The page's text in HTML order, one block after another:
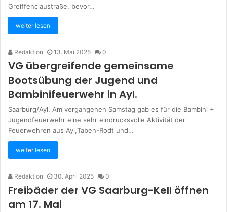
Greiffenclaustraße, bevor…
weiter lesen
Redaktion 13. Mai 2025 0
VG übergreifende gemeinsame
Bootsübung der Jugend und
Bambinifeuerwehr in Ayl.
Saarburg/Ayl. Am vergangenen Samstag gab es für die Bambini +
Jugendfeuerwehr eine sehr eindrucksvolle Aktivität der
Feuerwehren aus Ayl,Taben-Rodt und…
weiter lesen
Redaktion 30. April 2025 0
Freibäder der VG Saarburg-Kell öffnen
am 17. Mai